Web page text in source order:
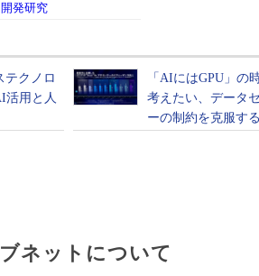
開発研究
ネットについて